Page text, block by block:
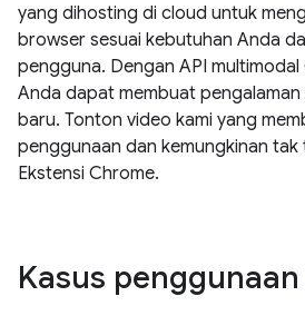
yang dihosting di cloud untuk
browser sesuai kebutuhan Anda
pengguna. Dengan API
Anda dapat membuat
baru. Tonton video kami yang
penggunaan dan kemungkinan
Ekstensi Chrome.
Kasus